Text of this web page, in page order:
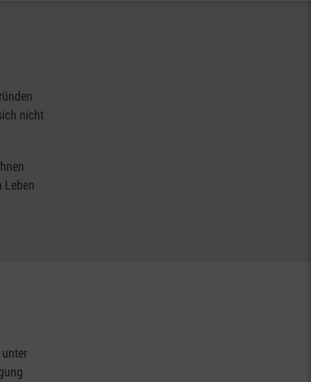
nicht
Leben